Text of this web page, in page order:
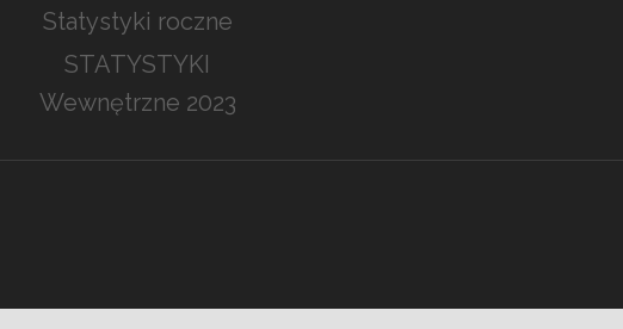
Statystyki roczne
STATYSTYKI
Wewnętrzne 2023